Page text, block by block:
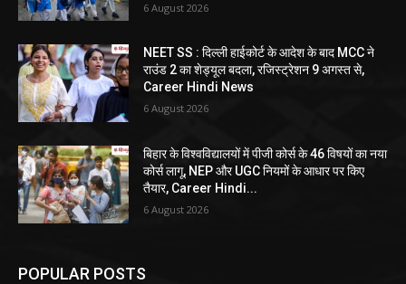
6 August 2026
NEET SS : दिल्ली हाईकोर्ट के आदेश के बाद MCC ने
राउंड 2 का शेड्यूल बदला, रजिस्ट्रेशन 9 अगस्त से,
Career Hindi News
6 August 2026
बिहार के विश्वविद्यालयों में पीजी कोर्स के 46 विषयों का नया
कोर्स लागू, NEP और UGC नियमों के आधार पर किए
तैयार, Career Hindi...
6 August 2026
POPULAR POSTS